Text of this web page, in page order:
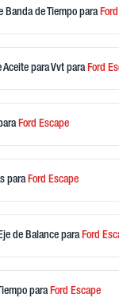
Banda de Tiempo para Ford
para Vvt para Ford
Ford Escape
para Ford Escape
de Balance para Ford
para Ford Escape